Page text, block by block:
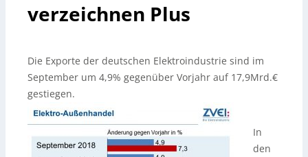
verzeichnen Plus
Die Exporte der deutschen Elektroindustrie sind im
September um 4,9% gegenüber Vorjahr auf 17,9Mrd.€
gestiegen.
In
den